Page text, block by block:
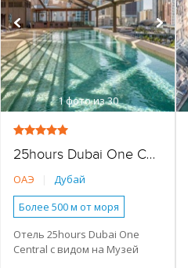
1фото из 30
25hours Dubai One Central
ОАЭ
Дубай
Более 500 м от моря
Наличие туристической
инфраструктуры рядом
Отель 25hours Dubai One
Central c видом на Музей